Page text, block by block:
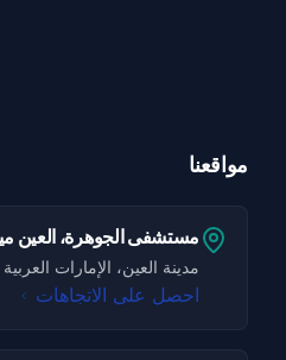
مواقعنا
مستشفى الجوهرة، العين
مدينة العين، الإمارات
احصل على الاتجاهات